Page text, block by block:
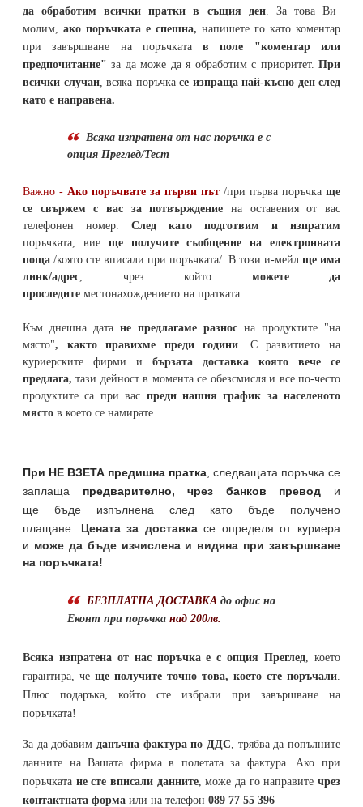
да обработим всички пратки в същия ден. За това Ви
молим, ако поръчката е спешна, напишете го като коментар
при завършване на поръчкатав поле "коментар или
предпочитание" за да може да я обработим с приоритет. При
всички случаи, всяка поръчка се изпраща най-късно ден след
като е направена.
Всяка изпратена от нас поръчка е с
опция Преглед/Тест
Важно - Ако поръчвате за първи път /при първа поръчка ще
се свържем с вас за потвърждение на оставения от вас
телефонен номер
След като подготвим и изпратим
поръчката, вие ще получите съобщение на електронната
поща /която сте вписали при поръчката/. В този и-мейл ще има
линк/адрес , чрез който можете да
проследите местонахождението на пратката
Към днешна дата не предлагаме разнос на продуктите "на
място", както правихме преди години . С развитието на
куриерските фирми и бързата доставка която вече се
предлага, тази дейност в момента се обезсмисля и все по-често
продуктите са при вас преди нашия график за населеното
място в което се намирате.
При НЕ ВЗЕТА предишна пратка следващата поръчка се
заплаща предварително, чрез банков превод и
ще бъде изпълнена след като бъде получено
плащане. Цената за доставкасе определя от куриера
и може да бъде изчислена и видяна при завършване
на поръчката!
БЕЗПЛАТНА ДОСТАВКА до офис на
Еконт при поръчка над 200лв.
Всяка изпратена от нас поръчка е с опция Преглед , което
гарантира, че ще получите точно това, което сте поръчали
Плюс подаръка, който сте избрали при завършване на
поръчката!
За да добавим данъчна фактура по ДДС , трябва да попълните
данните на Вашата фирма в полетата за фактура. Ако при
поръчката не сте вписали данните, може да го направитечрез
контактната форма или на телефон 089 77 55 396